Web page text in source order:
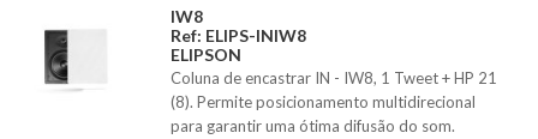
IW8
Ref: ELIPS-INIW8
ELIPSON
Coluna de encastrar IN - IW8, 1 Tweet + HP 21
(8). Permite posicionamento multidirecional
para garantir uma ótima difusão do som.